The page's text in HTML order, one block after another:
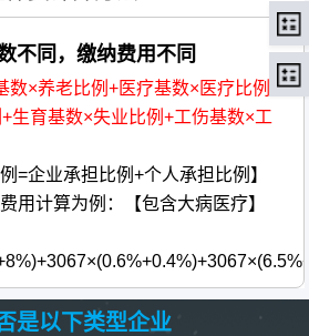
不同，缴纳费用不同
数×养老比例+医疗基数×医疗比例
生育基数×失业比例+工伤基数×工
=企业承担比例+个人承担比例】
用计算为例：【包含大病医疗】
是以下类型企业